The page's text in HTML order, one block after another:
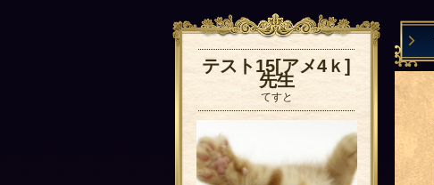
テスト15[アメ4ｋ]
先生
てすと